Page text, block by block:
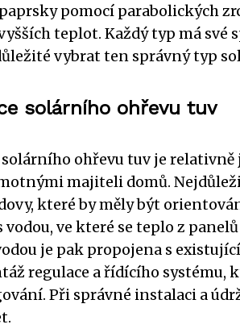
pomocí parabolických
teplot. Každý typ má
vybrat ten správný typ
solárního ohřevu tuv
ohřevu tuv je
majiteli domů.
které by měly být
vodou, ve které se teplo z
je pak propojena s
regulace a řídícího systému,
Při správné instalaci a